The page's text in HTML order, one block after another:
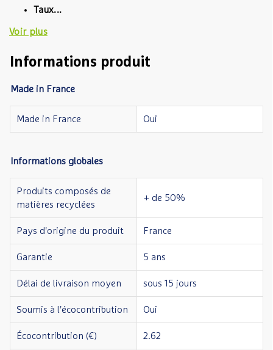
Taux...
Voir plus
Informations produit
Made in France
Made in France Oui
Informations globales
Produits composés de
matières recyclées
+ de 50%
Pays d'origine du produit France
Garantie 5 ans
Délai de livraison moyen sous 15 jours
Soumis à l'écocontribution Oui
Écocontribution (€) 2.62